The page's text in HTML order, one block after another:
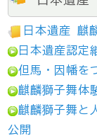
日本遺産 麒
日本遺産認定
但馬・因幡を
麒麟獅子舞体
麒麟獅子舞と
公開